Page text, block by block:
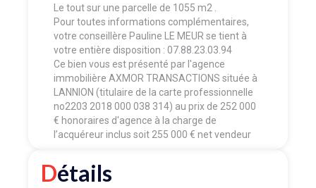
Le tout sur une parcelle de 1055 m2 .
Pour toutes informations complémentaires,
votre conseillère Pauline LE MEUR se tient à
votre entière disposition : 07.88.23.03.94
Ce bien vous est présenté par l'agence
immobilière AXMOR TRANSACTIONS située à
LANNION (titulaire de la carte professionnelle
no2203 2018 000 038 314) au prix de 252 000
€ honoraires d'agence à la charge de
l’acquéreur inclus soit 255 000 € net vendeur
Détails